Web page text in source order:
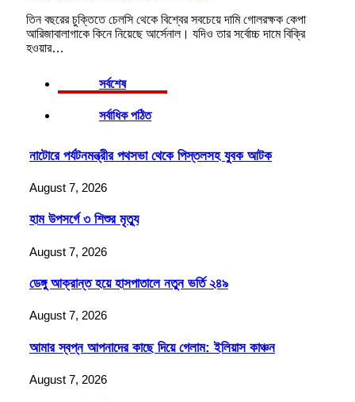
তিন বছরের চুক্তিতে চেলসি থেকে বিশ্বের সবচেয়ে দামি গোলরক্ষক কেপা
আরিজাবালাগাকে কিনে নিয়েছে আর্সেনাল। যদিও তার সর্বোচ্চ দামে বিক্রি
হওয়ার…
সর্বশেষ
সর্বাধিক পঠিত
নাটোরে পর্যটনমন্ত্রীর পথসভা থেকে পিস্তলসহ যুবক আটক
August 7, 2026
হাম উপসর্গে ৩ শিশুর মৃত্যু
August 7, 2026
ডেঙ্গু আক্রান্ত হয়ে হাসপাতালে নতুন ভর্তি ২৪৯
August 7, 2026
আমার স্বপ্ন আপনাদের কাছে দিয়ে গেলাম: ইলিয়াস কাঞ্চন
August 7, 2026